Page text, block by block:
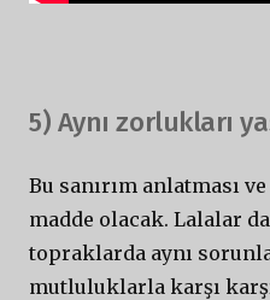
5) Aynı zorlukları
Bu sanırım anlatması
madde olacak. Lalalar
topraklarda aynı
mutluluklarla karşı